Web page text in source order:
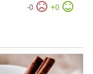
-0 +0